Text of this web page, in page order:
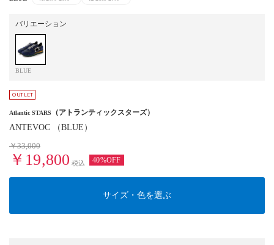
バリエーション
BLUE
Atlantic STARS （アトランティックスターズ）
ANTEVOC （BLUE）
￥33,000
￥19,800 税込 40%OFF
サイズ・色を選ぶ